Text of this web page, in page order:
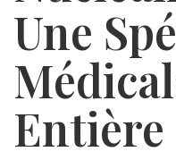
Une
Entière